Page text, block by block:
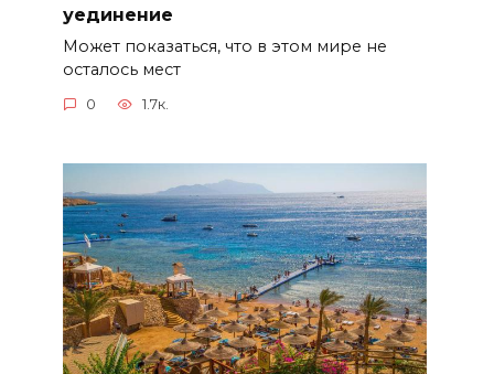
уединение
Может показаться, что в этом мире не
осталось мест
0 1.7к.